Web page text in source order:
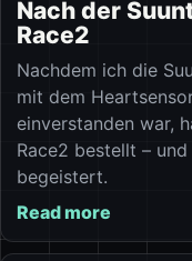
Nach der
Race2
Nachdem ich die
mit dem
einverstanden war,
Race2 bestellt –
begeistert.
Read more